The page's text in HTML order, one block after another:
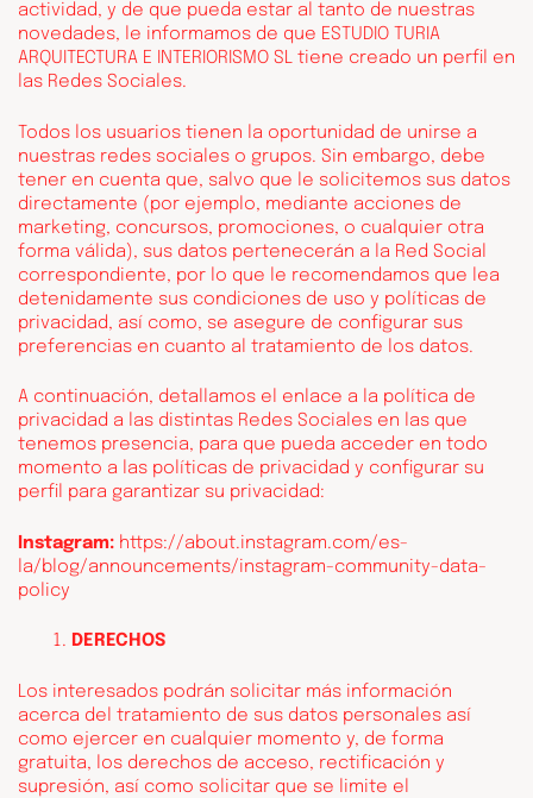
actividad, y de que pueda estar al tanto de nuestras
novedades, le informamos de que ESTUDIO TURIA
ARQUITECTURA E INTERIORISMO SL tiene creado un perfil en
las Redes Sociales.
Todos los usuarios tienen la oportunidad de unirse a
nuestras redes sociales o grupos. Sin embargo, debe
tener en cuenta que, salvo que le solicitemos sus datos
directamente (por ejemplo, mediante acciones de
marketing, concursos, promociones, o cualquier otra
forma válida), sus datos pertenecerán a la Red Social
correspondiente, por lo que le recomendamos que lea
detenidamente sus condiciones de uso y políticas de
privacidad, así como, se asegure de configurar sus
preferencias en cuanto al tratamiento de los datos.
A continuación, detallamos el enlace a la política de
privacidad a las distintas Redes Sociales en las que
tenemos presencia, para que pueda acceder en todo
momento a las políticas de privacidad y configurar su
perfil para garantizar su privacidad:
Instagram: https://about.instagram.com/es-
la/blog/announcements/instagram-community-data-
policy
DERECHOS
Los interesados podrán solicitar más información
acerca del tratamiento de sus datos personales así
como ejercer en cualquier momento y, de forma
gratuita, los derechos de acceso, rectificación y
supresión, así como solicitar que se limite el